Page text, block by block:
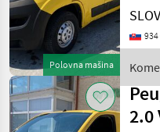
Polovna mašina
diesel
362 km, EURO 6,
1997 cm3,
okná,